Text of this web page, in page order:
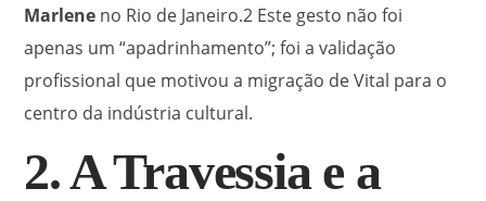
Marlene no Rio de Janeiro.2 Este gesto não foi
apenas um “apadrinhamento”; foi a validação
profissional que motivou a migração de Vital para o
centro da indústria cultural.
2. A Travessia e a